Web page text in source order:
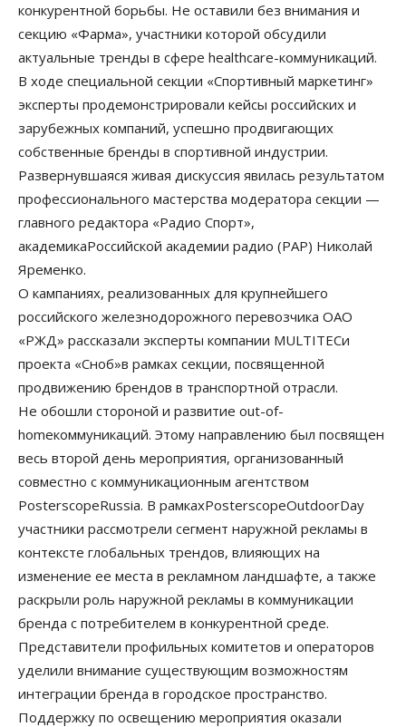
конкурентной борьбы. Не оставили без внимания и
секцию «Фарма», участники которой обсудили
актуальные тренды в сфере healthcare-коммуникаций.
В ходе специальной секции «Спортивный маркетинг»
эксперты продемонстрировали кейсы российских и
зарубежных компаний, успешно продвигающих
собственные бренды в спортивной индустрии.
Развернувшаяся живая дискуссия явилась результатом
профессионального мастерства модератора секции —
главного редактора «Радио Спорт»,
академикаРоссийской академии радио (РАР) Николай
Яременко.
О кампаниях, реализованных для крупнейшего
российского железнодорожного перевозчика ОАО
«РЖД» рассказали эксперты компании MULTITECи
проекта «Сноб»в рамках секции, посвященной
продвижению брендов в транспортной отрасли.
Не обошли стороной и развитие out-of-
homeкоммуникаций. Этому направлению был посвящен
весь второй день мероприятия, организованный
совместно с коммуникационным агентством
PosterscopeRussia. В рамкахPosterscopeOutdoorDay
участники рассмотрели сегмент наружной рекламы в
контексте глобальных трендов, влияющих на
изменение ее места в рекламном ландшафте, а также
раскрыли роль наружной рекламы в коммуникации
бренда с потребителем в конкурентной среде.
Представители профильных комитетов и операторов
уделили внимание существующим возможностям
интеграции бренда в городское пространство.
Поддержку по освещению мероприятия оказали